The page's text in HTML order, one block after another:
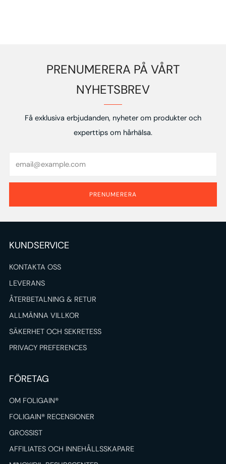
PRENUMERERA PÅ VÅRT
NYHETSBREV
Få exklusiva erbjudanden, nyheter om produkter och
experttips om hårhälsa.
PRENUMERERA
KUNDSERVICE
KONTAKTA OSS
LEVERANS
ÅTERBETALNING & RETUR
ALLMÄNNA VILLKOR
SÄKERHET OCH SEKRETESS
PRIVACY PREFERENCES
FÖRETAG
OM FOLIGAIN®
FOLIGAIN® RECENSIONER
GROSSIST
AFFILIATES OCH INNEHÅLLSSKAPARE